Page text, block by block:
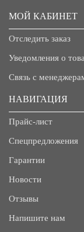
МОЙ КАБИНЕТ
Отследить заказ
Уведомления о
Связь с
НАВИГАЦИЯ
Прайс-лист
Спецпредложения
Гарантии
Новости
Отзывы
Напишите нам